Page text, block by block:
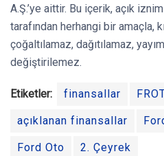
A.Ş.’ye aittir. Bu içerik, açık
tarafından herhangi bir amaçla,
çoğaltılamaz, dağıtılamaz,
değiştirilemez.
Etiketler: finansallar
açıklanan finansallar
Ford Oto 2. Çeyrek